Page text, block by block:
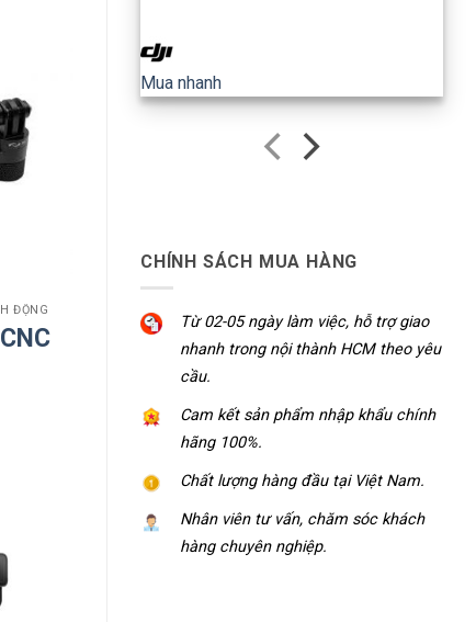
Mua nhanh
CHÍNH SÁCH MUA HÀNG
Từ 02-05 ngày làm việc, hỗ trợ giao
nhanh trong nội thành HCM theo yêu
cầu.
Cam kết sản phẩm nhập khẩu chính
hãng 100%.
Chất lượng hàng đầu tại Việt Nam.
Nhân viên tư vấn, chăm sóc khách
hàng chuyên nghiệp.
ĐỘNG